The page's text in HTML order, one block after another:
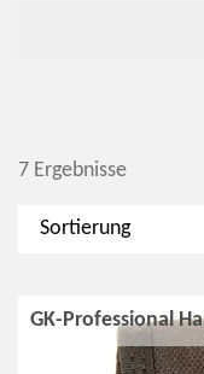
7 Ergebnisse
GK-Professional